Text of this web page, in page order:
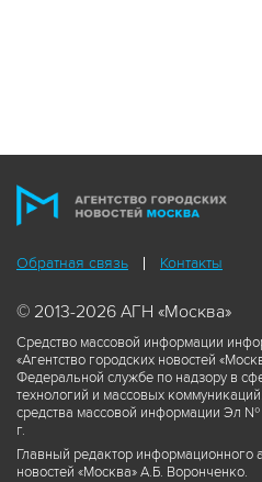
Обратная связь Контакты
© 2013-2026 АГН «Москва»
Средство массовой информации
«Агентство городских новостей
Федеральной службе по надзору в
технологий и массовых
средства массовой информации Эл
г.
Главный редактор информационного
новостей «Москва» А.Б. Воронченко.